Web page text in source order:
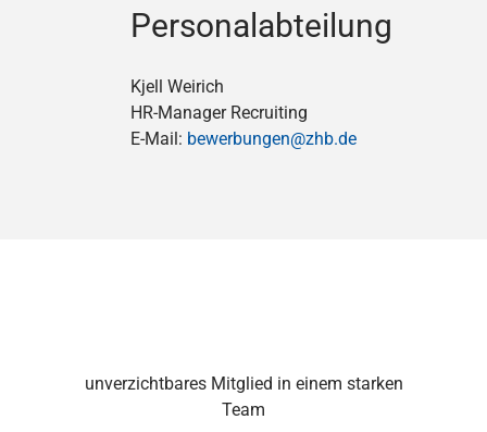
Personalabteilung
Kjell Weirich
HR-Manager Recruiting
E-Mail: bewerbungen@zhb.de
unverzichtbares Mitglied in einem starken
Team